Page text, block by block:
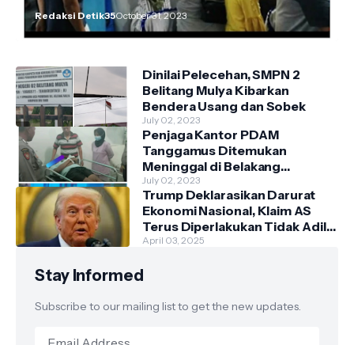
Redaksi Detik35October 31, 2023
Dinilai Pelecehan, SMPN 2
Belitang Mulya Kibarkan
Bendera Usang dan Sobek
July 02, 2023
Penjaga Kantor PDAM
Tanggamus Ditemukan
Meninggal di Belakang
Kantornya.
July 02, 2023
Trump Deklarasikan Darurat
Ekonomi Nasional, Klaim AS
Terus Diperlakukan Tidak Adil
oleh Negara Asing"
April 03, 2025
Stay Informed
Subscribe to our mailing list to get the new updates.